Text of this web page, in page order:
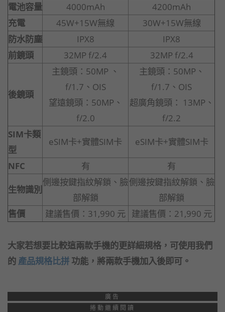
電池容量
4000mAh
4200mAh
充電
45W+15W無線
30W+15W無線
防水防塵
IPX8
IPX8
前鏡頭
32MP f/2.4 32MP f/2.4
後鏡頭
主鏡頭：50MP 、
f/1.7、OIS
望遠鏡頭：50MP、
f/2.0
主鏡頭：50MP、
f/1.7、OIS
超廣角鏡頭： 13MP、
f/2.2
SIM卡類
型
eSIM卡+實體SIM卡
eSIM卡+實體SIM卡
NFC
有
有
生物識別
側邊按鍵指紋解鎖、臉
部解鎖
側邊按鍵指紋解鎖、臉
部解鎖
售價
建議售價：31,990 元 建議售價：21,990 元
大家若想要比較這兩款手機的更詳細規格，可使用我們
的 產品規格比拼 功能，將兩款手機加入後即可。
廣告
捲動繼續閱讀